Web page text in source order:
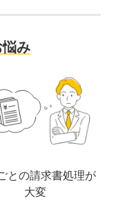
み
との請求書処理が
大変